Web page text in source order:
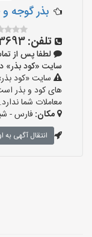
بذر گوجه
تلفن:
لطفا پس از
سایت «کود بذر» دیده ام
سایت «کود
های کود و بذر
معاملات شما ندارد.
مکان: فارس -
انتقال آگهی